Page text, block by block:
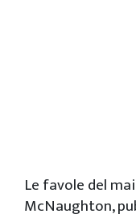
Le favole del
McNaughton,